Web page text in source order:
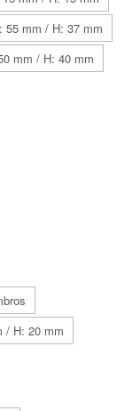
55 mm / H: 37 mm
mm / H: 40 mm
/ H: 20 mm